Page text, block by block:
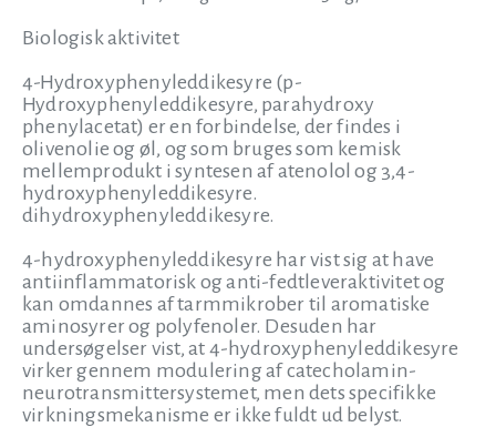
Biologisk aktivitet
4-Hydroxyphenyleddikesyre (p-
Hydroxyphenyleddikesyre, parahydroxy
phenylacetat) er en forbindelse, der findes i
olivenolie og øl, og som bruges som kemisk
mellemprodukt i syntesen af atenolol og 3,4-
hydroxyphenyleddikesyre.
dihydroxyphenyleddikesyre.
4-hydroxyphenyleddikesyre har vist sig at have
antiinflammatorisk og anti-fedtleveraktivitet og
kan omdannes af tarmmikrober til aromatiske
aminosyrer og polyfenoler. Desuden har
undersøgelser vist, at 4-hydroxyphenyleddikesyre
virker gennem modulering af catecholamin-
neurotransmittersystemet, men dets specifikke
virkningsmekanisme er ikke fuldt ud belyst.